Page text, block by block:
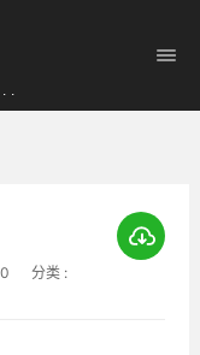
分类 :